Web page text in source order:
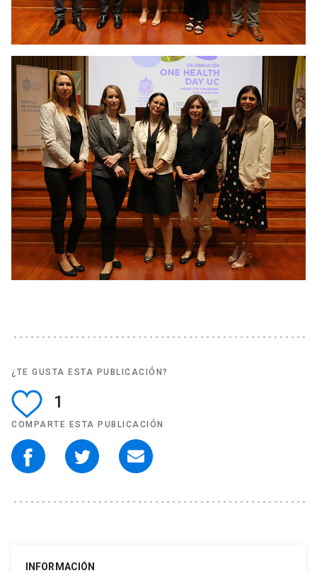
¿TE GUSTA ESTA PUBLICACIÓN?
1
COMPARTE ESTA PUBLICACIÓN
INFORMACIÓN